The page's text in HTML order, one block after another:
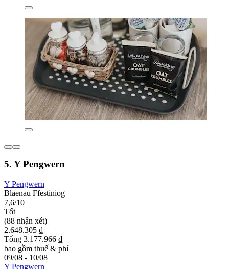
5. Y Pengwern
Y Pengwern
Blaenau Ffestiniog
7,6/10
Tốt
(88 nhận xét)
2.648.305 ₫
Tổng 3.177.966 ₫
bao gồm thuế & phí
09/08 - 10/08
Y Pengwern